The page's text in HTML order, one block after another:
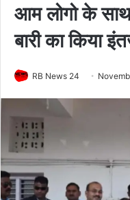
आम लोगो के
बारी का किया
RB News 24